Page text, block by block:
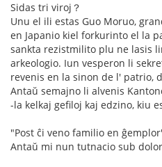
Sidas tri viroj？
Unu el ili estas Guo Moruo,
en Japanio kiel forkurinto el la
sankta rezistmilito plu ne lasis
arkeologio. Iun vesperon li
revenis en la sinon de l' patrio,
Antaŭ semajno li alvenis
-la kelkaj gefiloj kaj edzino, kiu
"Post ĉi veno familio en ĝemplor'
Antaŭ mi nun tutnacio sub